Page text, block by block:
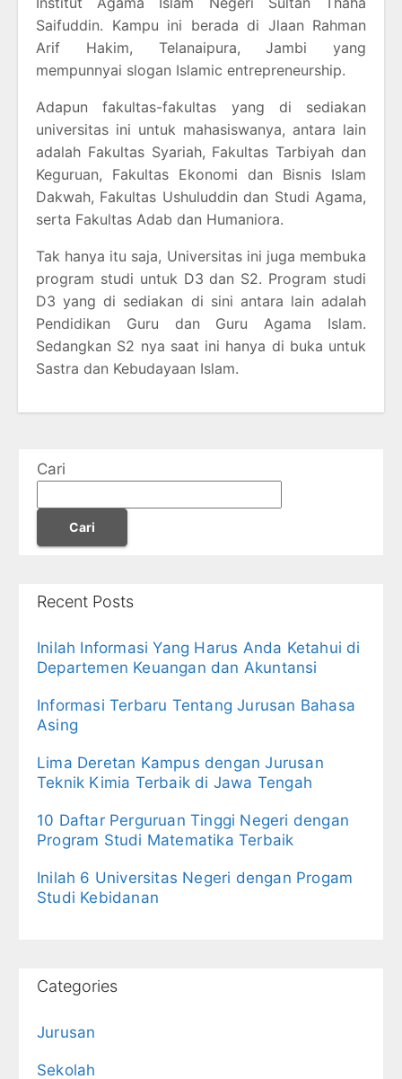
Saifuddin. Kampu ini berada di Jlaan Rahman
Arif Hakim, Telanaipura, Jambi yang
mempunnyai slogan Islamic entrepreneurship.
Adapun fakultas-fakultas yang di sediakan
universitas ini untuk mahasiswanya, antara lain
adalah Fakultas Syariah, Fakultas Tarbiyah dan
Keguruan, Fakultas Ekonomi dan Bisnis Islam
Dakwah, Fakultas Ushuluddin dan Studi Agama,
serta Fakultas Adab dan Humaniora.
Tak hanya itu saja, Universitas ini juga membuka
program studi untuk D3 dan S2. Program studi
D3 yang di sediakan di sini antara lain adalah
Pendidikan Guru dan Guru Agama Islam.
Sedangkan S2 nya saat ini hanya di buka untuk
Sastra dan Kebudayaan Islam.
Cari
Cari
Recent Posts
Inilah Informasi Yang Harus Anda Ketahui di
Departemen Keuangan dan Akuntansi
Informasi Terbaru Tentang Jurusan Bahasa
Asing
Lima Deretan Kampus dengan Jurusan
Teknik Kimia Terbaik di Jawa Tengah
10 Daftar Perguruan Tinggi Negeri dengan
Program Studi Matematika Terbaik
Inilah 6 Universitas Negeri dengan Progam
Studi Kebidanan
Categories
Jurusan
Sekolah